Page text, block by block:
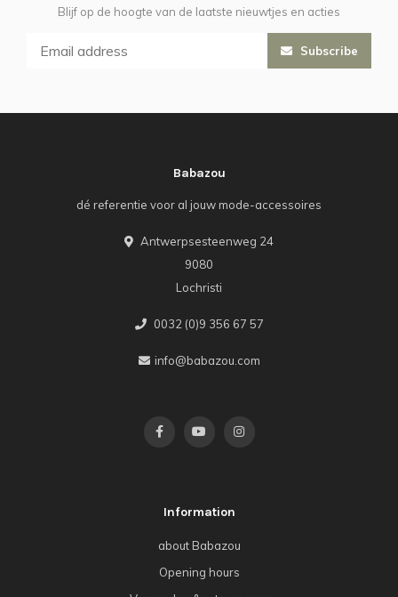
Blijf op de hoogte van de laatste nieuwtjes en acties
Subscribe
Babazou
dé referentie voor al jouw mode-accessoires
Antwerpsesteenweg 24
9080
Lochristi
0032 (0)9 356 67 57
info@babazou.com
Information
about Babazou
Opening hours